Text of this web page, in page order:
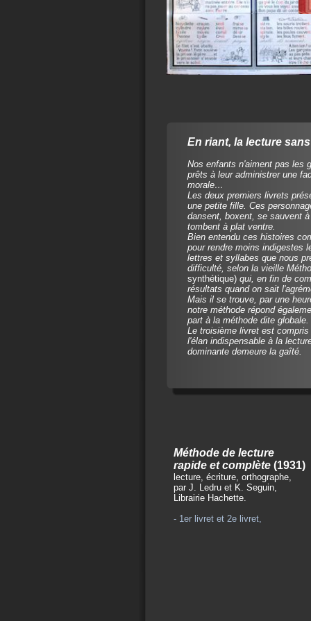
En riant, la lecture
Nos enfants n'aiment pas les
prêts à leur administrer une
morale…
Les deux premiers livrets
une petite fille. Ces
dansent, boxent, se sauvent
tombent à plat ventre.
Bien entendu ces histoires
pour rendre moins indigestes
lettres et syllabes que nous
difficulté, selon la vieille
synthétique) qui, en fin de
résultats quand on sait
Mais il se trouve, par une
notre méthode répond
part à la méthode dite globale.
Le troisième livret est
l'élan indispensable à la
dominante demeure la gaîté.
Méthode de lecture
rapide et complète (1931)
lecture, écriture, orthographe,
par J. Ledru et K. Seguin,
Librairie Hachette.
- 1er livret et 2e livret,